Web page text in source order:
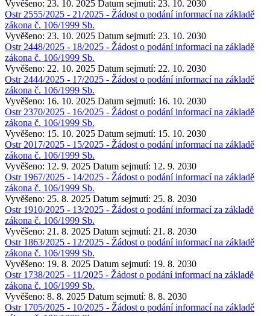
Vyvěšeno: 23. 10. 2025 Datum sejmutí: 23. 10. 2030
Ostr 2555/2025 - 21/2025 - Žádost o podání informací na základě
zákona č. 106/1999 Sb.
Vyvěšeno: 23. 10. 2025 Datum sejmutí: 23. 10. 2030
Ostr 2448/2025 - 18/2025 - Žádost o podání informací na základě
zákona č. 106/1999 Sb.
Vyvěšeno: 22. 10. 2025 Datum sejmutí: 22. 10. 2030
Ostr 2444/2025 - 17/2025 - Žádost o podání informací na základě
zákona č. 106/1999 Sb.
Vyvěšeno: 16. 10. 2025 Datum sejmutí: 16. 10. 2030
Ostr 2370/2025 - 16/2025 - Žádost o podání informací na základě
zákona č. 106/1999 Sb.
Vyvěšeno: 15. 10. 2025 Datum sejmutí: 15. 10. 2030
Ostr 2017/2025 - 15/2025 - Žádost o podání informací na základě
zákona č. 106/1999 Sb.
Vyvěšeno: 12. 9. 2025 Datum sejmutí: 12. 9. 2030
Ostr 1967/2025 - 14/2025 - Žádost o podání informací na základě
zákona č. 106/1999 Sb.
Vyvěšeno: 25. 8. 2025 Datum sejmutí: 25. 8. 2030
Ostr 1910/2025 - 13/2025 - Žádost o podání informací za základě
zákona č. 106/1999 Sb.
Vyvěšeno: 21. 8. 2025 Datum sejmutí: 21. 8. 2030
Ostr 1863/2025 - 12/2025 - Žádost o podání informací na základě
zákona č. 106/1999 Sb.
Vyvěšeno: 19. 8. 2025 Datum sejmutí: 19. 8. 2030
Ostr 1738/2025 - 11/2025 - Žádost o podání informací na základě
zákona č. 106/1999 Sb.
Vyvěšeno: 8. 8. 2025 Datum sejmutí: 8. 8. 2030
Ostr 1705/2025 - 10/2025 - Žádost o podání informací na základě